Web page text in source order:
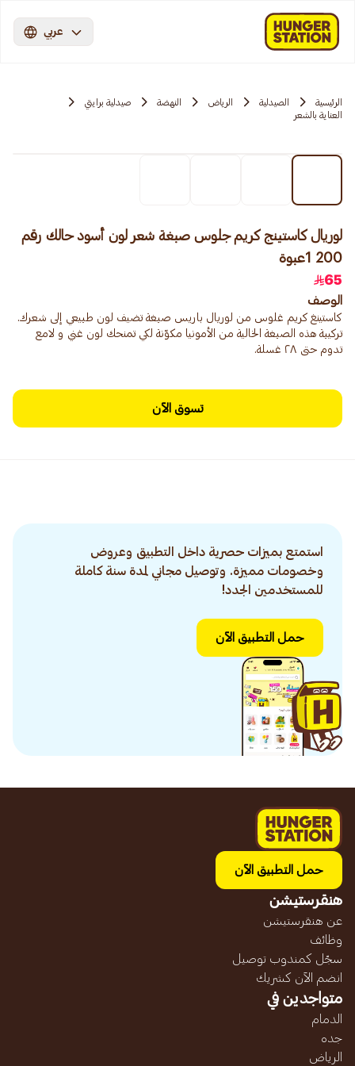
عربي
الرئيسية الصيدلية الرياض النهضة
صيدلية برايتي
العناية بالشعر
لوريال كاستينج كريم جلوس صبغة شعر لون أسود حالك رقم
200 1عبوة
65
الوصف
تركيبة هذه الصبغة الخالية من الأمونيا مكوّنة لكي تمنحك لون غني و لامع
تدوم حتى ٢٨ غسلة.
تسوق الآن
استمتع بميزات حصرية داخل التطبيق وعروض
وخصومات مميزة. وتوصيل مجاني لمدة سنة كاملة
للمستخدمين الجدد!
حمل التطبيق الآن
حمل التطبيق الآن
هنقرستيشن
عن هنقرستيشن
وظائف
سجّل كمندوب توصيل
انضم الآن كشريك
متواجدين في
الدمام
جده
الرياض